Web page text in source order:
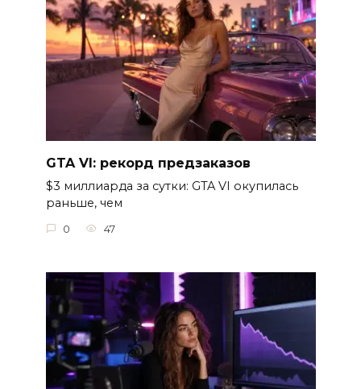
GTA VI: рекорд предзаказов
$3 миллиарда за сутки: GTA VI окупилась
раньше, чем
0 47